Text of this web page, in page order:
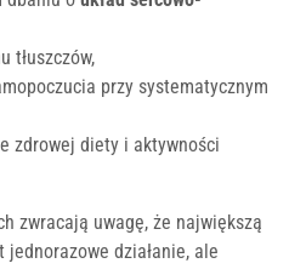
tłuszczów,
przy systematycznym
zdrowej diety i aktywności
zwracają uwagę, że największą
działanie, ale